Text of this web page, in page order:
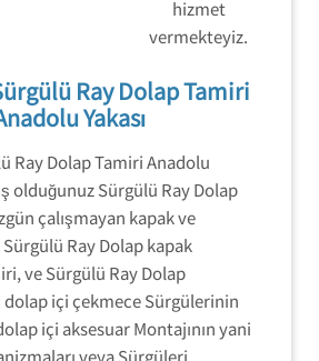
hizmet
vermekteyiz.
Ray Dolap Tamiri
Yakası
Ray Dolap Tamiri Anadolu
olduğunuz Sürgülü Ray Dolap
çalışmayan kapak ve
Ray Dolap kapak
ve Sürgülü Ray Dolap
dolap içi çekmece Sürgülerinin
içi aksesuar Montajının yani
veya Sürgüleri